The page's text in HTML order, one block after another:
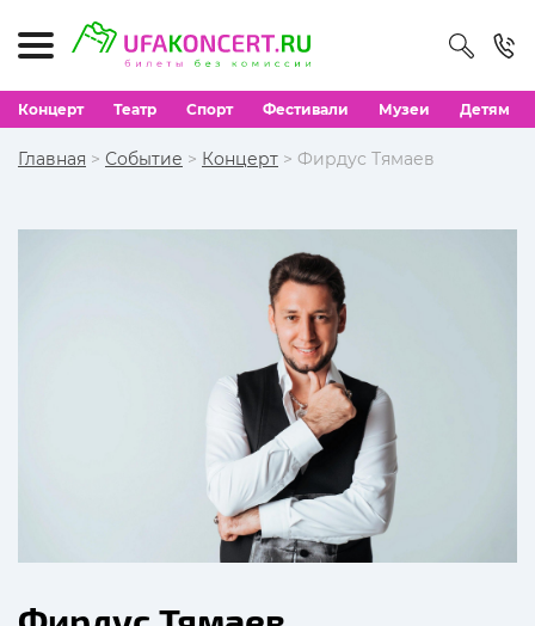
Концерт Театр Спорт Фестивали Музеи Детям
Главная > Событие > Концерт > Фирдус Тямаев